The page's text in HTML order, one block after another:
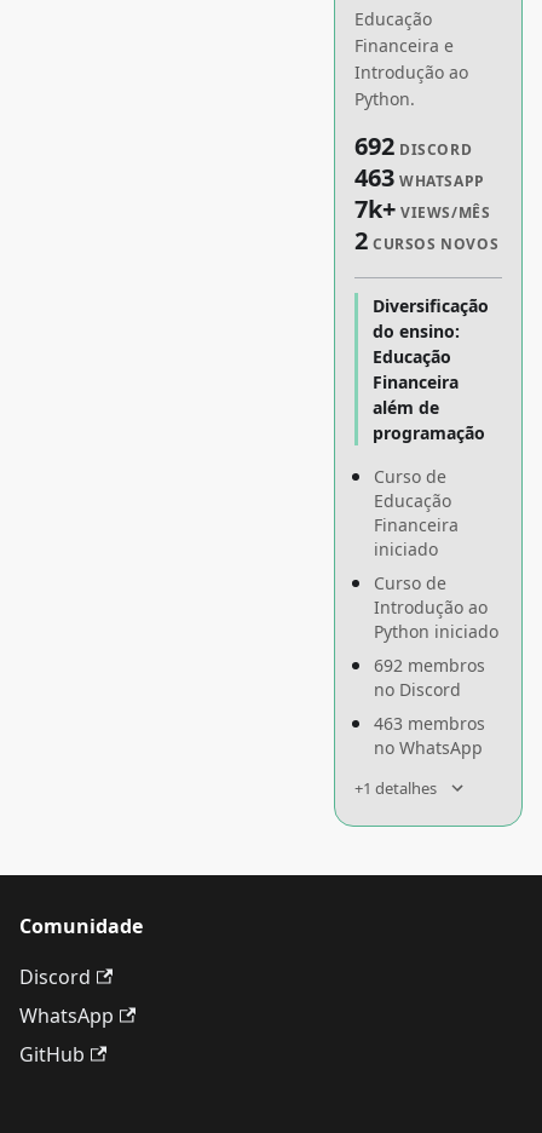
Educação
Financeira e
Introdução ao
Python.
692 DISCORD
463 WHATSAPP
7k+ VIEWS/MÊS
2 CURSOS NOVOS
Diversificação
do ensino:
Educação
Financeira
além de
programação
Curso de
Educação
Financeira
iniciado
Curso de
Introdução ao
Python iniciado
692 membros
no Discord
463 membros
no WhatsApp
+1 detalhes
Comunidade
Discord
WhatsApp
GitHub